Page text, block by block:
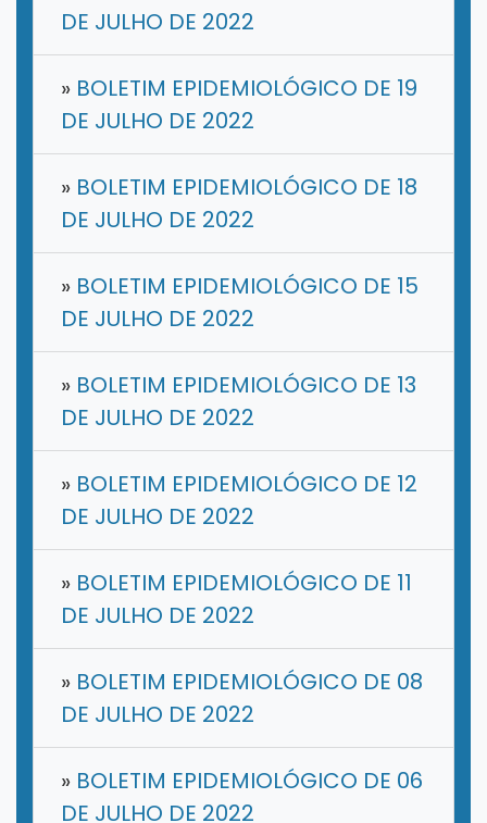
DE JULHO DE 2022
» BOLETIM EPIDEMIOLÓGICO DE 19
DE JULHO DE 2022
» BOLETIM EPIDEMIOLÓGICO DE 18
DE JULHO DE 2022
» BOLETIM EPIDEMIOLÓGICO DE 15
DE JULHO DE 2022
» BOLETIM EPIDEMIOLÓGICO DE 13
DE JULHO DE 2022
» BOLETIM EPIDEMIOLÓGICO DE 12
DE JULHO DE 2022
» BOLETIM EPIDEMIOLÓGICO DE 11
DE JULHO DE 2022
» BOLETIM EPIDEMIOLÓGICO DE 08
DE JULHO DE 2022
» BOLETIM EPIDEMIOLÓGICO DE 06
DE JULHO DE 2022